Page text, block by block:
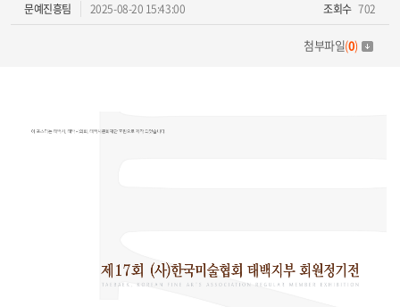
문예진흥팀 2025-08-20 15:43:00 조회수 702
첨부파일(0)